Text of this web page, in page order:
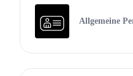
Allgemeine